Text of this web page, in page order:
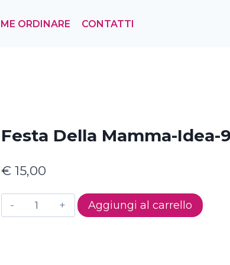
ORDINARE CONTATTI
Festa Della Mamma-Idea-9
€ 15,00
Festa
della
Aggiungi al carrello